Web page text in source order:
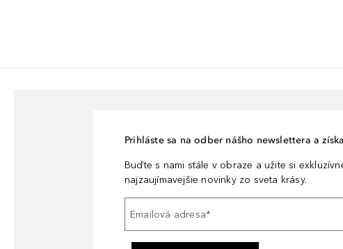
Prihláste sa na odber nášho newslettera a
Buďte s nami stále v obraze a užite si
najzaujímavejšie novinky zo sveta krásy.
Emailová adresa*